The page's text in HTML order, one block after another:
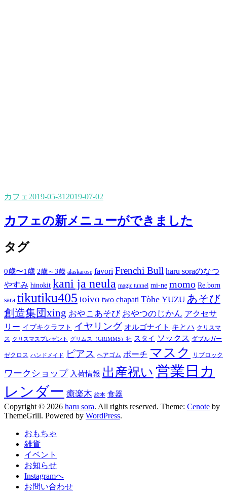
カフェ 2019-05-31 2019-07-02
カフェの新メニューができました
タグ
0歳〜1歳 2歳～3歳 alaskarose favori Frenchi Bull haru soraのなつ
やすみ hinokit kani ja neula magic tunnel mi-ne momo Re.born
sara tikutiku405 toivo two chapati Tòhe YUZU あそび
創造集団xing おやこあそび おやつのじかん アクセサ
リー イブキクラフト イヤリング オルゴナイト キとハ クリスマ
ス
クリスマスプレゼント グリムス（GRIMMS）社 スタイ ソックス ダブルガー
ゼクロス ハンドメイド ピアス ヘアゴム ポーチ マスク リブロック
ワークショップ 入荷情報 出産祝い 営業日カ
レンダー 癒楽木 絵本 食器
Copyright © 2026 haru sora. All rights reserved. Theme: Cenote by
ThemeGrill. Powered by WordPress.
おもちゃ
雑貨
イベント
お知らせ
Instagramへ
お問い合わせ